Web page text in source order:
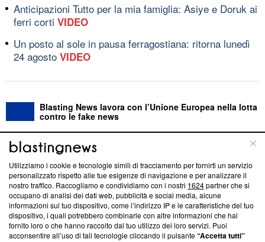
Anticipazioni Tutto per la mia famiglia: Asiye e Doruk ai
ferri corti VIDEO
Un posto al sole in pausa ferragostiana: ritorna lunedì
24 agosto VIDEO
Blasting News lavora con l’Unione Europea nella lotta
contro le fake news
ABOUT LINEA EDITORIALE
Questa sezione offre informazioni trasparenti su Blasting
News, sui nostri processi editoriali e su come ci impegniamo a
creare news di qualità. Inoltre, afferma la nostra aderenza a
‘Trust Project - News with Integrity’Blasting News non è
ancora membro del programma, ma ha richiesto di farne
parte; Trust Project non ha ancora effettuato una verifica di
Utilizziamo i cookie e tecnologie simili di tracciamento per fornirti un servizio
personalizzato rispetto alle tue esigenze di navigazione e per analizzare il
nostro traffico. Raccogliamo e condividiamo con i nostri 1624partner che si
occupano di analisi dei dati web, pubblicità e social media, alcune
informazioni sul tuo dispositivo, come l’indirizzo IP e le caratteristiche del tuo
dispositivo, i quali potrebbero combinarle con altre informazioni che hai
fornito loro o che hanno raccolto dal tuo utilizzo dei loro servizi. Puoi
acconsentire all’uso di tali tecnologie cliccando il pulsante“Accetta tutti”